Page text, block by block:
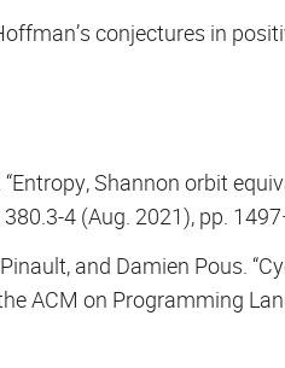
conjectures in
Shannon orbit
4 (Aug. 2021), pp.
and Damien Pous.
ACM on Programming